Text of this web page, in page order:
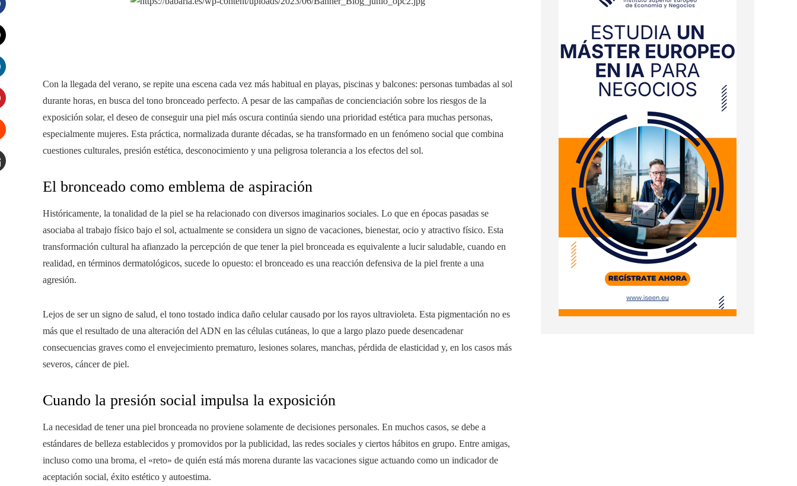
Con la llegada del verano, se repite una escena cada vez más habitual en playas, piscinas y balcones: personas tumbadas al sol
durante horas, en busca del tono bronceado perfecto. A pesar de las campañas de concienciación sobre los riesgos de la
exposición solar, el deseo de conseguir una piel más oscura continúa siendo una prioridad estética para muchas personas,
especialmente mujeres. Esta práctica, normalizada durante décadas, se ha transformado en un fenómeno social que combina
cuestiones culturales, presión estética, desconocimiento y una peligrosa tolerancia a los efectos del sol.
El bronceado como emblema de aspiración
Históricamente, la tonalidad de la piel se ha relacionado con diversos imaginarios sociales. Lo que en épocas pasadas se
asociaba al trabajo físico bajo el sol, actualmente se considera un signo de vacaciones, bienestar, ocio y atractivo físico. Esta
transformación cultural ha afianzado la percepción de que tener la piel bronceada es equivalente a lucir saludable, cuando en
realidad, en términos dermatológicos, sucede lo opuesto: el bronceado es una reacción defensiva de la piel frente a una
agresión.
Lejos de ser un signo de salud, el tono tostado indica daño celular causado por los rayos ultravioleta. Esta pigmentación no es
más que el resultado de una alteración del ADN en las células cutáneas, lo que a largo plazo puede desencadenar
consecuencias graves como el envejecimiento prematuro, lesiones solares, manchas, pérdida de elasticidad y, en los casos más
severos, cáncer de piel.
Cuando la presión social impulsa la exposición
La necesidad de tener una piel bronceada no proviene solamente de decisiones personales. En muchos casos, se debe a
estándares de belleza establecidos y promovidos por la publicidad, las redes sociales y ciertos hábitos en grupo. Entre amigas,
incluso como una broma, el «reto» de quién está más morena durante las vacaciones sigue actuando como un indicador de
aceptación social, éxito estético y autoestima.